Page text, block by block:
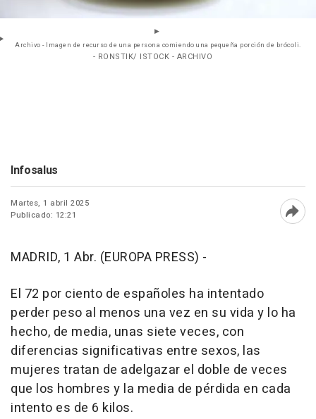
Archivo - Imagen de recurso de una persona comiendo una pequeña porción de brócoli.
- RONSTIK/ ISTOCK - ARCHIVO
Infosalus
Martes, 1 abril 2025
Publicado: 12:21
MADRID, 1 Abr. (EUROPA PRESS) -
El 72 por ciento de españoles ha intentado
perder peso al menos una vez en su vida y lo ha
hecho, de media, unas siete veces, con
diferencias significativas entre sexos, las
mujeres tratan de adelgazar el doble de veces
que los hombres y la media de pérdida en cada
intento es de 6 kilos.